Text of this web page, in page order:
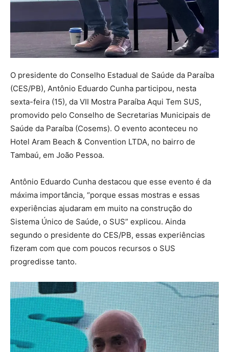
O presidente do Conselho Estadual de Saúde da Paraíba
(CES/PB), Antônio Eduardo Cunha participou, nesta
sexta-feira (15), da VII Mostra Paraíba Aqui Tem SUS,
promovido pelo Conselho de Secretarias Municipais de
Saúde da Paraíba (Cosems). O evento aconteceu no
Hotel Aram Beach & Convention LTDA, no bairro de
Tambaú, em João Pessoa.
Antônio Eduardo Cunha destacou que esse evento é da
máxima importância, “porque essas mostras e essas
experiências ajudaram em muito na construção do
Sistema Único de Saúde, o SUS” explicou. Ainda
segundo o presidente do CES/PB, essas experiências
fizeram com que com poucos recursos o SUS
progredisse tanto.